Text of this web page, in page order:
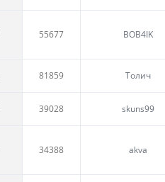
55677 BOB4IK
81859 Толич
39028 skuns99
34388 akva